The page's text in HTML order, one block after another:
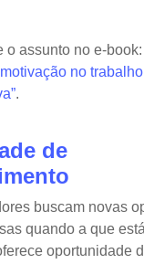
o assunto no e-book:
no
.
de
buscam novas
quando a que
oportunidade